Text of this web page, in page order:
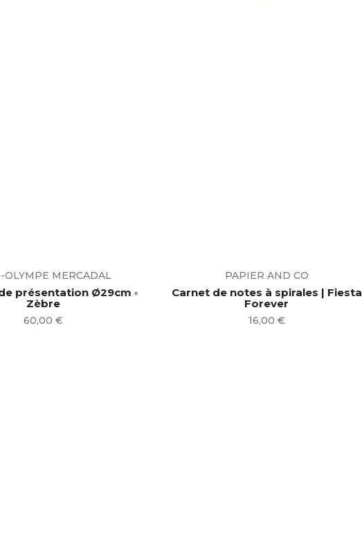
OLYMPE MERCADAL
présentation Ø29cm ◦
Zèbre
Prix
60,00 €
PAPIER AND CO
Carnet de notes à spirales | Fiesta
Forever
Prix
16,00 €